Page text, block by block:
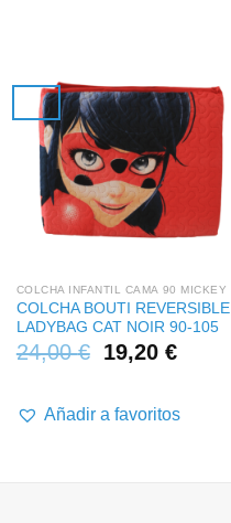
COLCHA INFANTIL CAMA 90 MICKEY
COLCHA BOUTI REVERSIBLE
LADYBAG CAT NOIR 90-105
24,00€ 19,20 €
Añadir a favoritos